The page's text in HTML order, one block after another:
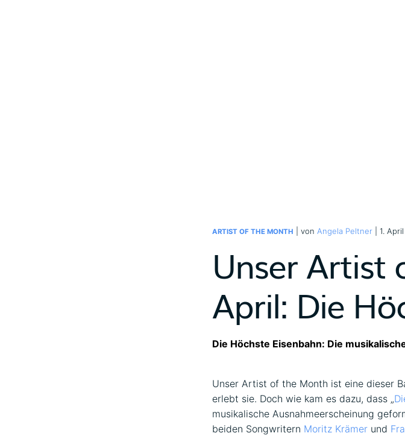
ARTIST OF THE MONTH | von Angela Peltner | 1.
Unser
April: Die
Die Höchste Eisenbahn: Die
Unser Artist of the Month ist eine dieser
erlebt sie. Doch wie kam es dazu, dass „
musikalische Ausnahmeerscheinung
beiden Songwritern Moritz Krämer und